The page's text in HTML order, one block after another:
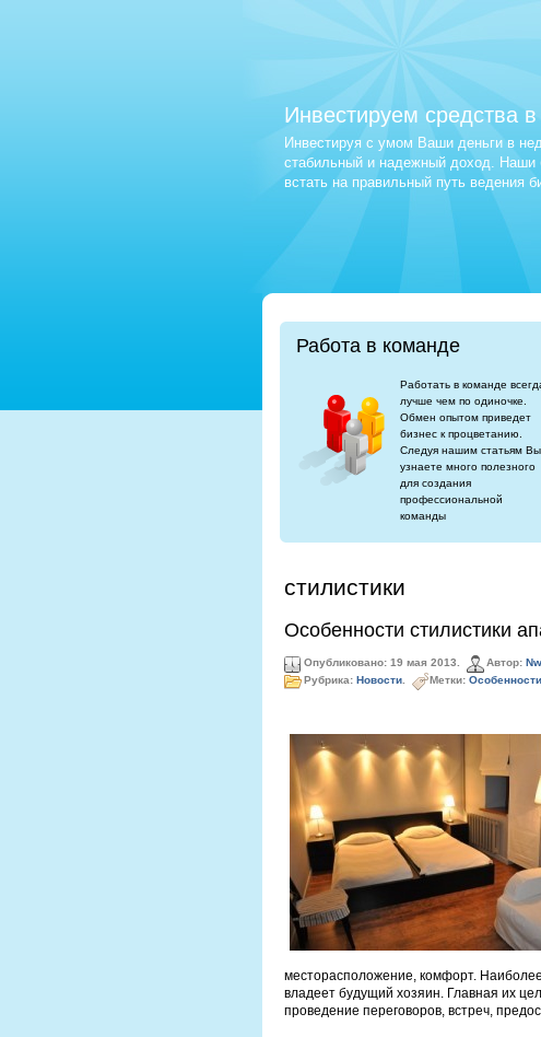
Инвестируем средства
Инвестируя с умом Ваши деньги в
стабильный и надежный доход. Наши
встать на правильный путь ведения
Работа в команде
Работать в команде
лучше чем по одиночке.
Обмен опытом приведет
бизнес к процветанию.
Следуя нашим статьям Вы
узнаете много полезного
для создания
профессиональной
команды
стилистики
Особенности стилистики
Опубликовано: 19 мая 2013. Автор:
Рубрика: Новости. Метки:
месторасположение, комфорт.
владеет будущий хозяин. Главная их
проведение переговоров, встреч,